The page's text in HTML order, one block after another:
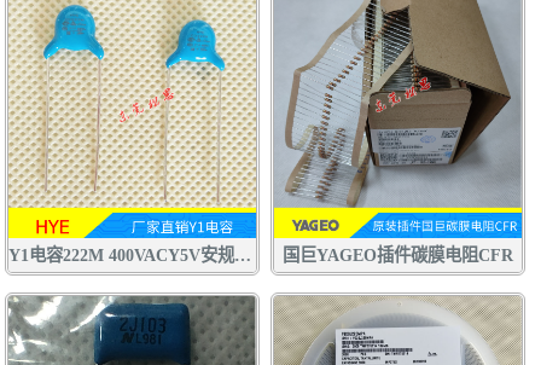
Y1电容222M 400VACY5V安规电容 交流陶瓷电容器 认证齐全 国巨YAGEO插件碳膜电阻CFR